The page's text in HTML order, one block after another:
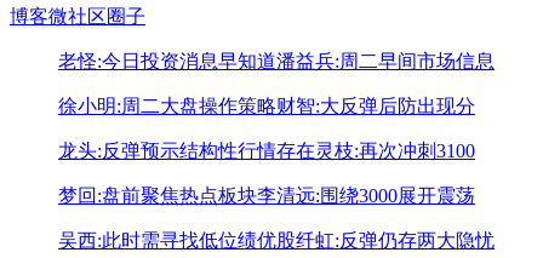
博客微社区圈子
老怪:今日投资消息早知道潘益兵:周二早间市场信息
徐小明:周二大盘操作策略财智:大反弹后防出现分
龙头:反弹预示结构性行情存在灵枝:再次冲刺3100
梦回:盘前聚焦热点板块李清远:围绕3000展开震荡
吴西:此时需寻找低位绩优股纤虹:反弹仍存两大隐忧